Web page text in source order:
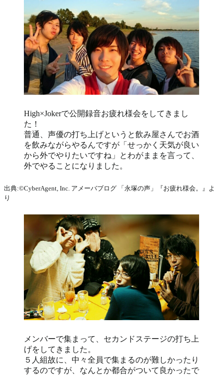
High×Jokerで公開録音お疲れ様会をしてきまし
た！
普通、声優の打ち上げというと飲み屋さんでお酒
を飲みながらやるんですが「せっかく天気が良い
から外でやりたいですね」とわがままを言って、
外でやることになりました。
出典:©CyberAgent, Inc. アメーバブログ 「永塚の声」『お疲れ様会。』よ
り
メンバーで集まって、セカンドステージの打ち上
げをしてきました。
５人組故に、中々全員で集まるのが難しかったり
するのですが、なんとか都合がついて良かったで